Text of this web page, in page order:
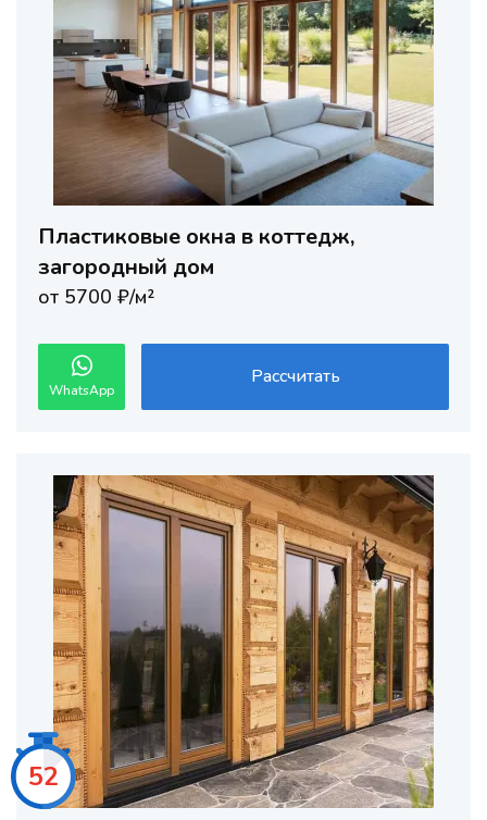
Пластиковые окна в коттедж,
загородный дом
от 5700 ₽/м²
WhatsApp
Рассчитать
50